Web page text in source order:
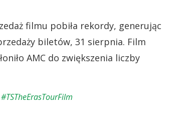
filmu pobiła rekordy, generując
biletów, 31 sierpnia. Film
AMC do zwiększenia liczby
#TSTheErasTourFilm